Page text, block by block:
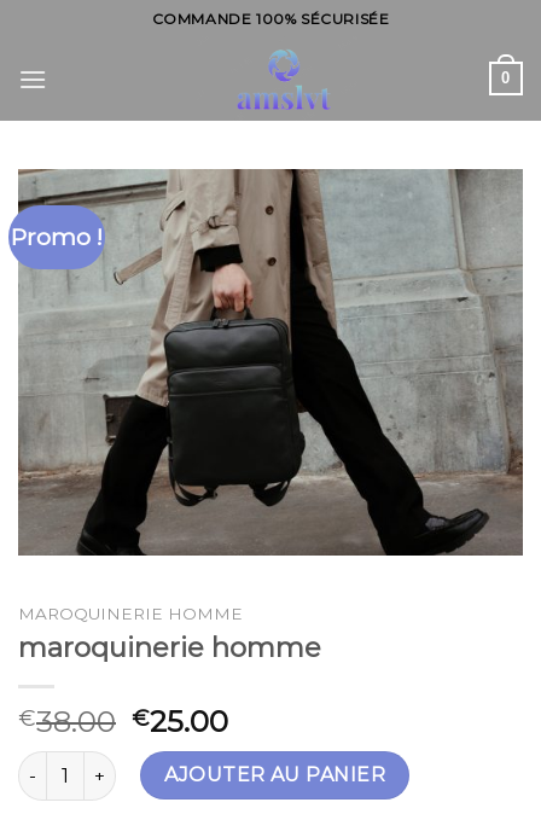
content
COMMANDE 100% SÉCURISÉE
0
Promo !
MAROQUINERIE HOMME
maroquinerie homme
€38.00 €25.00
quantité de maroquinerie homme
AJOUTER AU PANIER